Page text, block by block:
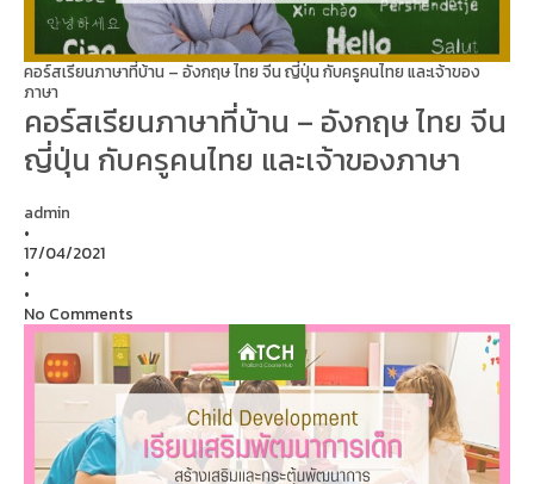
คอร์สเรียนภาษาที่บ้าน – อังกฤษ ไทย จีน ญี่ปุ่น กับครูคนไทย และเจ้าของ
ภาษา
คอร์สเรียนภาษาที่บ้าน – อังกฤษ ไทย จีน
ญี่ปุ่น กับครูคนไทย และเจ้าของภาษา
admin
•
17/04/2021
•
•
No Comments